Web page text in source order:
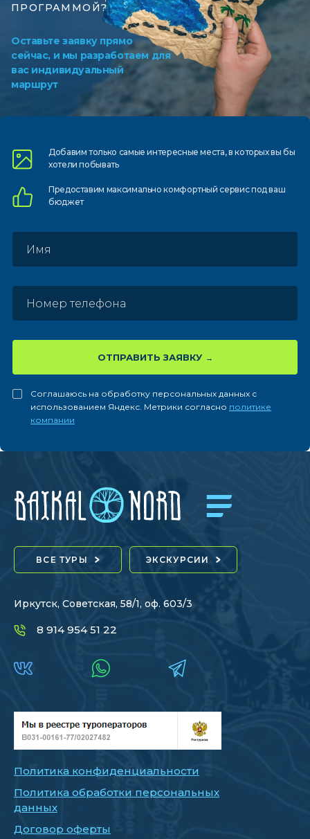
ПРОГРАММОЙ?
Оставьте заявку прямо
сейчас, и мы разработаем для
вас индивидуальный
маршрут
Добавим только самыеинтересные места, в которыхвы бы
хотели побывать
Предоставим максимально комфортныйсервис под ваш
бюджет
ОТПРАВИТЬ ЗАЯВКУ
Соглашаюсь на обработку персональных данных с
использованием Яндекс. Метрики согласно политике
компании
ВСЕ ТУРЫ ЭКСКУРСИИ
Иркутск, Советская, 58/1, оф. 603/3
8 914 954 51 22
Политика конфиденциальности
Политика обработки персональных
данных
Договор оферты